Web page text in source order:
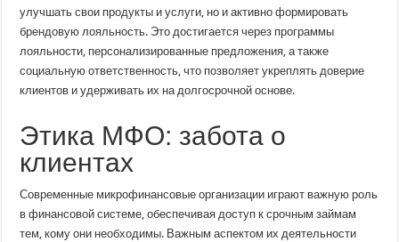
улучшать свои продукты и услуги, но и активно формировать
брендовую лояльность. Это достигается через программы
лояльности, персонализированные предложения, а также
социальную ответственность, что позволяет укреплять доверие
клиентов и удерживать их на долгосрочной основе.
Этика МФО: забота о
клиентах
Современные микрофинансовые организации играют важную роль
в финансовой системе, обеспечивая доступ к срочным займам
тем, кому они необходимы. Важным аспектом их деятельности